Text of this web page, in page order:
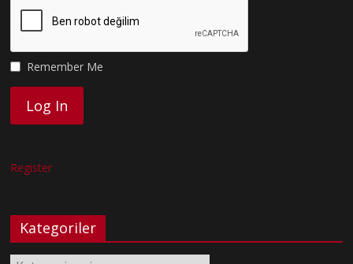
Remember Me
Register
Kategoriler